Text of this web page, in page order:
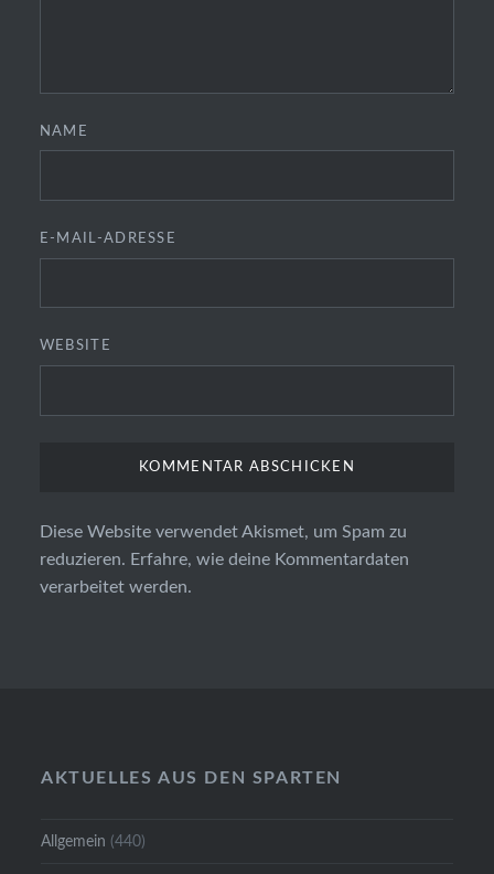
NAME
E-MAIL-ADRESSE
WEBSITE
Diese Website verwendet Akismet, um Spam zu
reduzieren. Erfahre, wie deine Kommentardaten
verarbeitet werden.
AKTUELLES AUS DEN SPARTEN
Allgemein (440)